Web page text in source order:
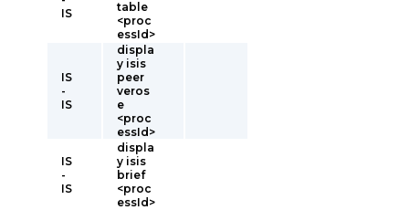
IS
table
<proc
essId>
IS
-
IS
displa
y isis
peer
veros
e
<proc
essId>
IS
-
IS
displa
y isis
brief
<proc
essId>